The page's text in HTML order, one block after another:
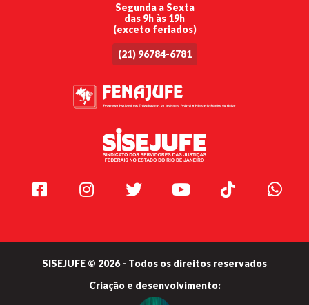
Segunda a Sexta
das 9h às 19h
(exceto feriados)
(21) 96784-6781
Facebook Instagram Twitter Youtube TikTok
SISEJUFE © 2026 - Todos os direitos reservados
Criação e desenvolvimento: